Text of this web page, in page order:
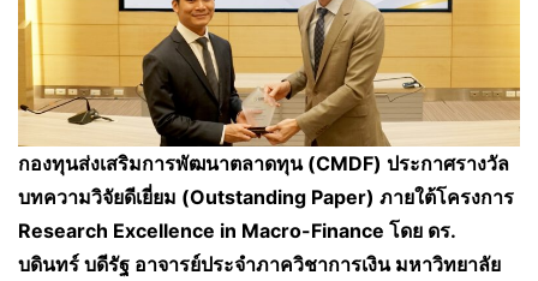
กองทุนส่งเสริมการพัฒนาตลาดทุน (CMDF) ประกาศรางวัล
บทความวิจัยดีเยี่ยม (Outstanding Paper) ภายใต้โครงการ
Research Excellence in Macro-Finance โดย ดร.
บดินทร์ บดีรัฐ อาจารย์ประจำภาควิชาการเงิน มหาวิทยาลัย